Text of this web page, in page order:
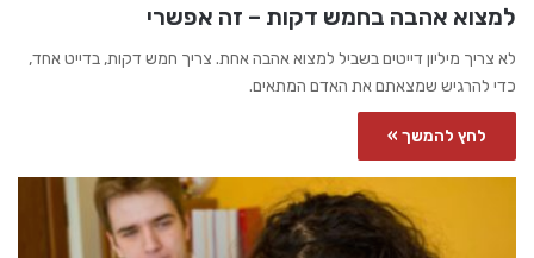
למצוא אהבה בחמש דקות – זה אפשרי
לא צריך מיליון דייטים בשביל למצוא אהבה אחת. צריך חמש דקות, בדייט אחד,
כדי להרגיש שמצאתם את האדם המתאים.
לחץ להמשך »